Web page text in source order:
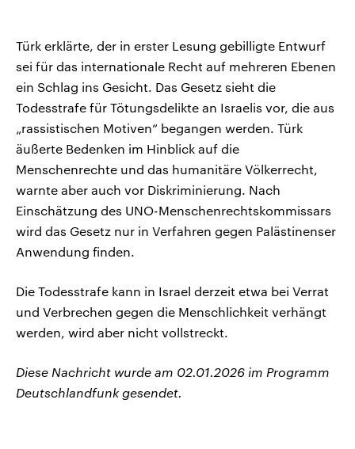
Türk erklärte, der in erster Lesung gebilligte Entwurf
sei für das internationale Recht auf mehreren Ebenen
ein Schlag ins Gesicht. Das Gesetz sieht die
Todesstrafe für Tötungsdelikte an Israelis vor, die aus
„rassistischen Motiven“ begangen werden. Türk
äußerte Bedenken im Hinblick auf die
Menschenrechte und das humanitäre Völkerrecht,
warnte aber auch vor Diskriminierung. Nach
Einschätzung des UNO-Menschenrechtskommissars
wird das Gesetz nur in Verfahren gegen Palästinenser
Anwendung finden.
Die Todesstrafe kann in Israel derzeit etwa bei Verrat
und Verbrechen gegen die Menschlichkeit verhängt
werden, wird aber nicht vollstreckt.
Diese Nachricht wurde am 02.01.2026 im Programm
Deutschlandfunk gesendet.